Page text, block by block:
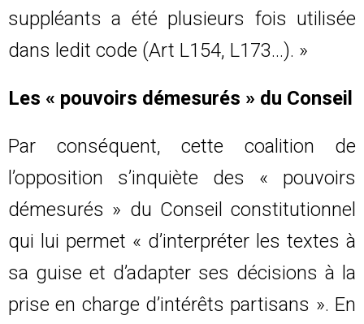
suppléants a été plusieurs fois utilisée
dans ledit code (Art L154, L173…). »
Les « pouvoirs démesurés » du Conseil
Par conséquent, cette coalition de
l’opposition s’inquiète des « pouvoirs
démesurés » du Conseil constitutionnel
qui lui permet « d’interpréter les textes à
sa guise et d’adapter ses décisions à la
prise en charge d’intérêts partisans ». En